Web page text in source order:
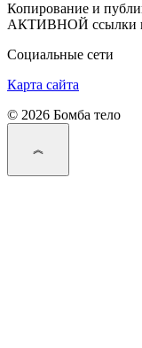
Копирование и
АКТИВНОЙ ссылки
Социальные сети
Карта сайта
© 2026 Бомба тело